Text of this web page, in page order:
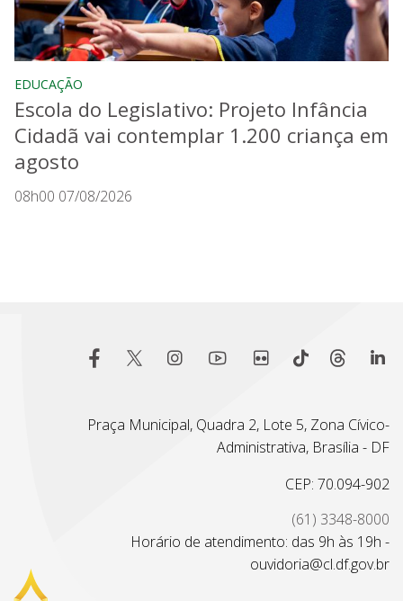
EDUCAÇÃO
Escola do Legislativo: Projeto Infância
Cidadã vai contemplar 1.200 criança em
agosto
08h00 07/08/2026
Praça Municipal, Quadra 2, Lote 5, Zona Cívico-
Administrativa, Brasília - DF
CEP: 70.094-902
(61) 3348-8000
Horário de atendimento: das 9h às 19h -
ouvidoria@cl.df.gov.br